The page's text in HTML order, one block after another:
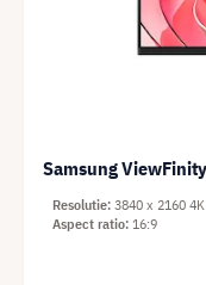
Samsung
Resolutie 3840 x 2160
Aspect ratio 16:9